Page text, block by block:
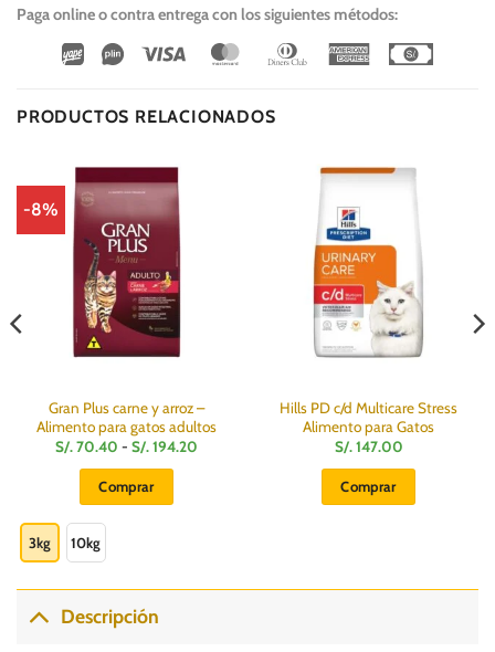
Paga online o contra entrega con los siguientes métodos:
Wirecard
Vipps Visa MasterCardDinners
American
PRODUCTOS RELACIONADOS
-8%
Gran Plus carne y arroz –
Alimento para gatos adultos
S/.70.40 - S/.194.20
Comprar
múltiples
variantes.
3kg 10kg
Hills PD c/d Multicare Stress
Alimento para Gatos
S/.147.00
Comprar
Descripción